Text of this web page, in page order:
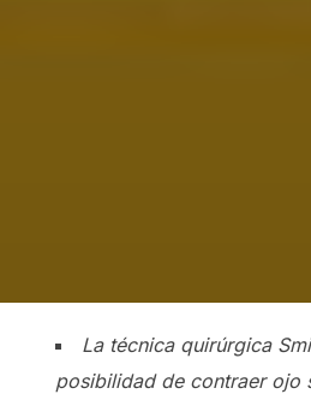
La técnica quirúrgica
posibilidad de contraer ojo